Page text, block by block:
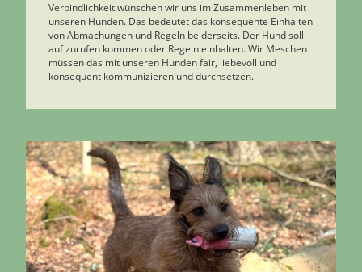
Verbindlichkeit wünschen wir uns im Zusammenleben mit
unseren Hunden. Das bedeutet das konsequente Einhalten
von Abmachungen und Regeln beiderseits. Der Hund soll
auf zurufen kommen oder Regeln einhalten. Wir Meschen
müssen das mit unseren Hunden fair, liebevoll und
konsequent kommunizieren und durchsetzen.